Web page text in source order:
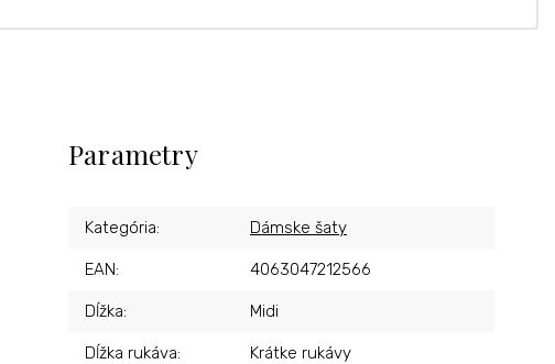
Parametry
Kategória: Dámske šaty
EAN: 4063047212566
Dĺžka: Midi
Dĺžka rukáva: Krátke rukávy